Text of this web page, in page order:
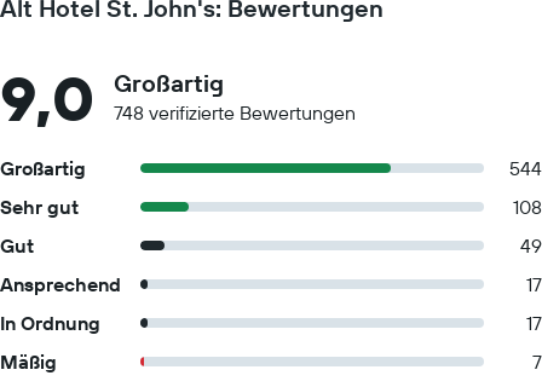
Alt Hotel St. John's: Bewertungen
9,0 Großartig
748 verifizierte Bewertungen
Großartig
544
Sehr gut
108
Gut
49
Ansprechend
17
In Ordnung
17
Mäßig
7